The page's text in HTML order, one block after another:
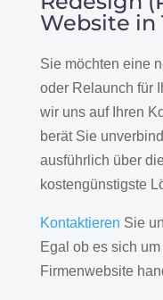
Website
Sie möchten eine
oder Relaunch für
wir uns auf Ihren
berät Sie
ausführlich über
kostengünstigste
Kontaktieren Sie
Egal ob es sich
Firmenwebsite